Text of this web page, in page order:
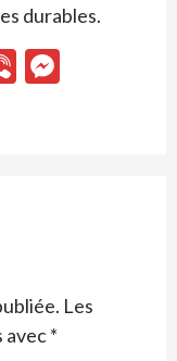
durables.
Viber
Les
avec*